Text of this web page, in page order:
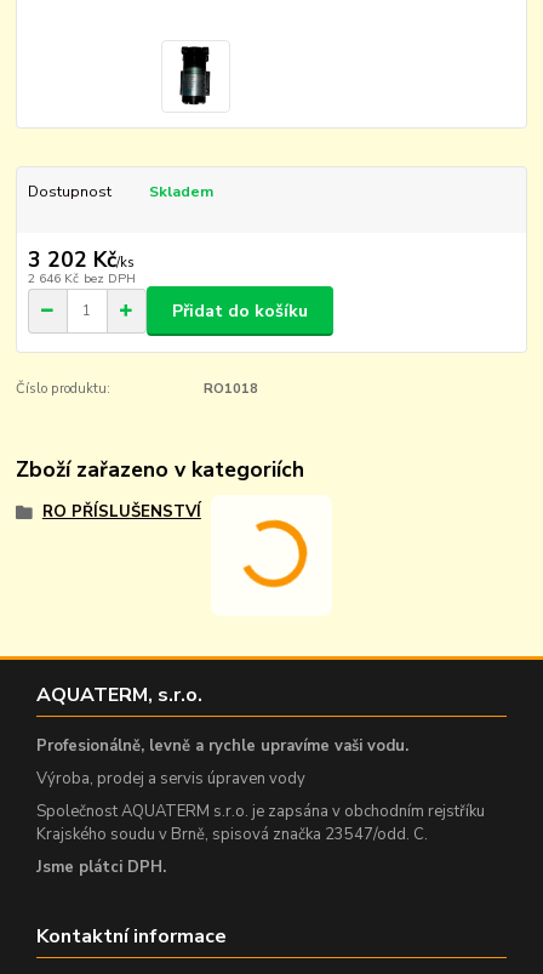
Dostupnost Skladem
3 202 Kč/ks
2 646 Kč bez DPH
Přidat do košíku
Číslo produktu: RO1018
Zboží zařazeno v kategoriích
RO PŘÍSLUŠENSTVÍ
AQUATERM, s.r.o.
Profesionálně, levně a rychle upravíme vaši vodu.
Výroba, prodej a servis úpraven vody
Společnost AQUATERM s.r.o. je zapsána v obchodním rejstříku
Krajského soudu v Brně, spisová značka 23547/odd. C.
Jsme plátci DPH.
Kontaktní informace